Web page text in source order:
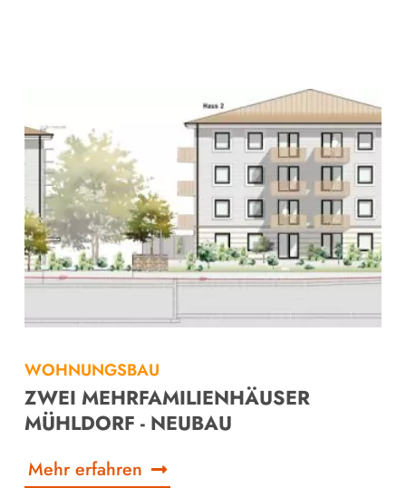
WOHNUNGSBAU
ZWEI MEHRFAMILIENHÄUSER
MÜHLDORF - NEUBAU
Mehr erfahren